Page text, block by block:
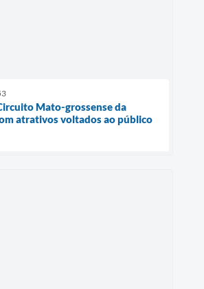
Mato-grossense da
atrativos voltados ao público